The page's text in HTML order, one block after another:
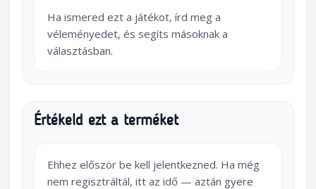
Ha ismered ezt a játékot, írd meg a
véleményedet, és segíts másoknak a
választásban.
Értékeld ezt a terméket
Ehhez először be kell jelentkezned. Ha még
nem regisztráltál, itt az idő — aztán gyere